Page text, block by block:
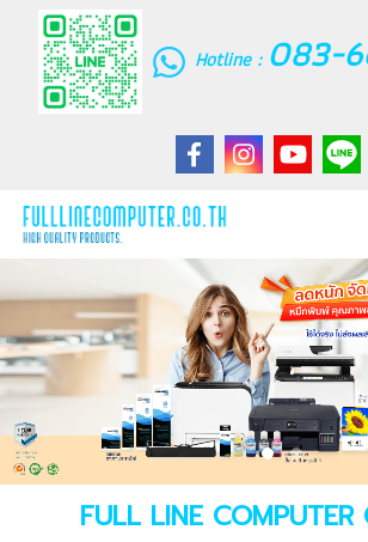
Hotline : 083-
FULL LINE COMPUTER